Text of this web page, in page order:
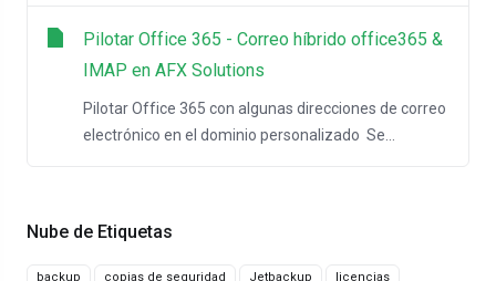
Nube de Etiquetas
backup copias de seguridad Jetbackup licencias
Pilotar Office 365 - Correo híbrido office365 &
IMAP en AFX Solutions
Pilotar Office 365 con algunas direcciones de correo
electrónico en el dominio personalizado Se...